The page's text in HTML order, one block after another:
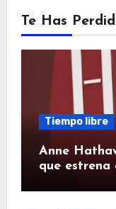
Te Has
Tiempo libre
Anne
que estrena